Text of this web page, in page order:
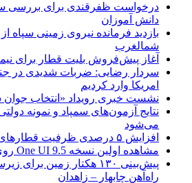
درخواست ظفرقندی برای بررسی
دانش آموزان
بازدید فرمانده نیروی زمینی سپاه
شمالغرب
آغاز پیش‌فروش بلیت قطار برای
امریکا وارد کردیم
نشست خبری رویداد «انتخاب
نتایج آزمون‌های سمپاد و نمونه
می‌شود
افزایش ۵ درصدی ظرفیت قطارهای اربعین
مشاهده اولین نسخه One UI 9.5 روی سرورهای سامسونگ
پیش‌بینی ۱۳۰ هکتار زمین
راه‌آهن چابهار – زاهدان